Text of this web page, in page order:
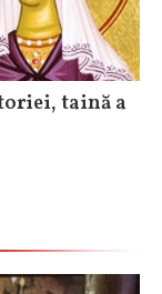
taină a